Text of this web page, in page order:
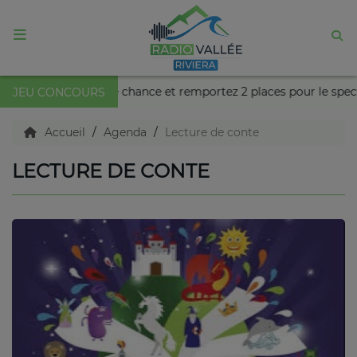
JEU CONCOURS
semaine, tentez votre chance et remportez 2 places pour le
ACCUEIL
Agenda
Emissions
Titres diffusés
Diffusions
Podcasts
Accueil Agenda Lecture de conte
LECTURE DE CONTE